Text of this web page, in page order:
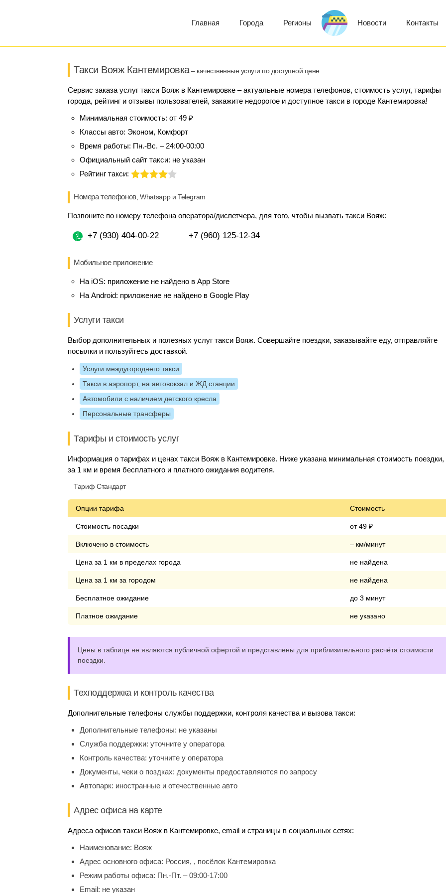
Главная Города Регионы Новости Контакты
Такси Вояж Кантемировка– качественные услуги по доступной цене
Сервис заказа услуг такси Вояж в Кантемировке – актуальные номера телефонов, стоимость услуг, тарифы
города, рейтинг и отзывы пользователей, закажите недорогое и доступное такси в городе Кантемировка!
Минимальная стоимость: от 49 ₽
Классы авто: Эконом, Комфорт
Время работы: Пн.-Вс. – 24:00-00:00
Официальный сайт такси: не указан
Рейтинг такси:
Номера телефонов, Whatsapp и Telegram
Позвоните по номеру телефона оператора/диспетчера, для того, чтобы вызвать такси Вояж:
+7 (930) 404-00-22 +7 (960) 125-12-34
Мобильное приложение
На iOS: приложение не найдено в App Store
На Android: приложение не найдено в Google Play
Услуги такси
Выбор дополнительных и полезных услуг такси Вояж. Совершайте поездки, заказывайте еду, отправляйте
посылки и пользуйтесь доставкой.
Услуги междугороднего такси
Такси в аэропорт, на автовокзал и ЖД станции
Автомобили с наличием детского кресла
Персональные трансферы
Тарифы и стоимость услуг
Информация о тарифах и ценах такси Вояж в Кантемировке. Ниже указана минимальная стоимость поездки,
за 1 км и время бесплатного и платного ожидания водителя.
Тариф Стандарт
Опции тарифа Стоимость
Стоимость посадки от 49 ₽
Включено в стоимость – км/минут
Цена за 1 км в пределах города не найдена
Цена за 1 км за городом не найдена
Бесплатное ожидание до 3 минут
Платное ожидание не указано
Цены в таблице не являются публичной офертой и представлены для приблизительного расчёта стоимости
поездки.
Техподдержка и контроль качества
Дополнительные телефоны службы поддержки, контроля качества и вызова такси:
Дополнительные телефоны: не указаны
Служба поддержки: уточните у оператора
Контроль качества: уточните у оператора
Документы, чеки о поздках: документы предоставляются по запросу
Автопарк: иностранные и отечественные авто
Адрес офиса на карте
Адреса офисов такси Вояж в Кантемировке, email и страницы в социальных сетях:
Наименование: Вояж
Адрес основного офиса: Россия, , посёлок Кантемировка
Режим работы офиса: Пн.-Пт. – 09:00-17:00
Email: не указан